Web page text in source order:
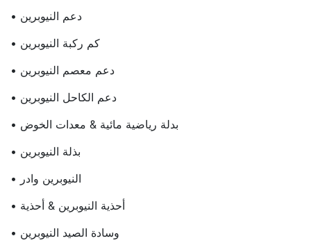
• دعم النيوبرين
• كم ركبة النيوبرين
• دعم معصم النيوبرين
• دعم الكاحل النيوبرين
• بدلة رياضية مائية & معدات الخوض
• بذلة النيوبرين
• النيوبرين وادر
• أحذية النيوبرين & أحذية
• وسادة الصيد النيوبرين